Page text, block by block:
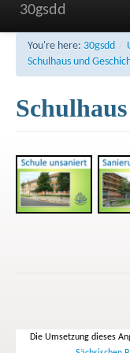
30gsdd
Unsere Schule
Aktuelles und
FAQ
Kontakt
You're here: 30gsdd /
Schulhaus und
Die Umsetzung dieses